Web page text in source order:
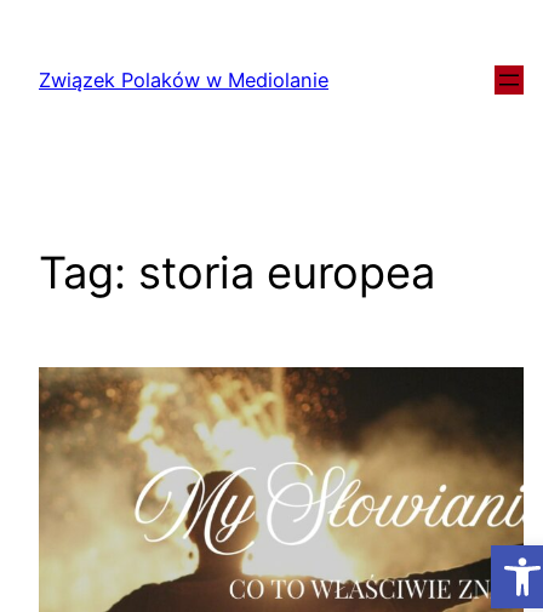
Związek Polaków w Mediolanie
Tag: storia europea